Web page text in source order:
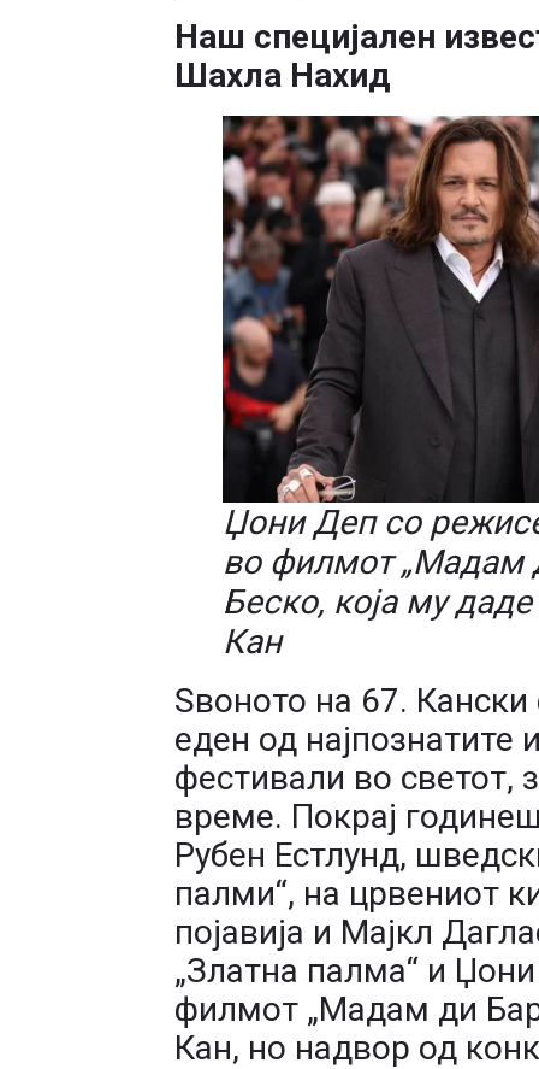
Наш специјален
Шахла Нахид
Џони Деп со
во филмот „Мадам
Беско, која му
Кан
Ѕвоното на 67.
еден од
фестивали во светот,
време. Покрај
Рубен Естлунд,
палми“, на црвениот
појавија и Мајкл
„Златна палма“ и
филмот „Мадам ди
Кан, но надвор од